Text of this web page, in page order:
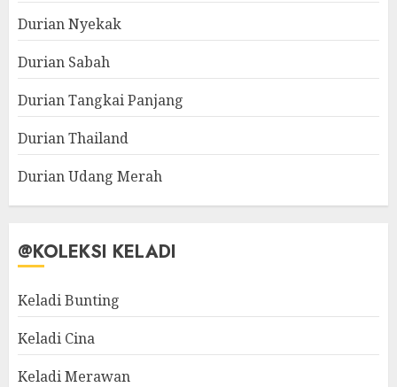
Durian Nyekak
Durian Sabah
Durian Tangkai Panjang
Durian Thailand
Durian Udang Merah
@KOLEKSI KELADI
Keladi Bunting
Keladi Cina
Keladi Merawan